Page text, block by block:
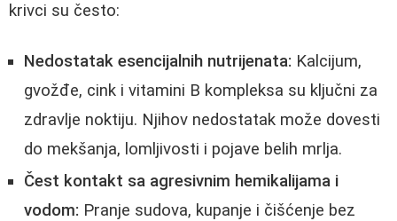
krivci su često:
Nedostatak esencijalnih nutrijenata: Kalcijum,
gvožđe, cink i vitamini B kompleksa su ključni za
zdravlje noktiju. Njihov nedostatak može dovesti
do mekšanja, lomljivosti i pojave belih mrlja.
Čest kontakt sa agresivnim hemikalijama i
vodom: Pranje sudova, kupanje i čišćenje bez